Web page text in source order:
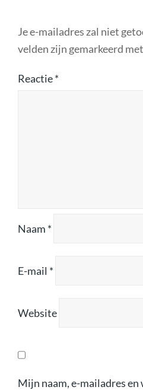
Je e-mailadres zal niet
velden zijn gemarkeerd met
Reactie*
Naam *
E-mail *
Website
Mijn naam, e-mailadres en